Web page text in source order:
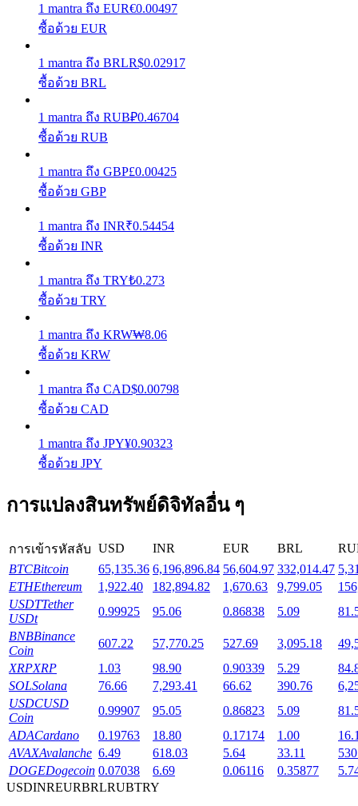
รับรางวัลการแข่งขันทุกวัน
การปักหลัก
ผลตอบแทนสูงและเข้าถึงได้ทันที
Launchpool
การล็อค BTR
การลงทุนพิเศษสำหรับผู้ถือ BTR
1 mantra ถึง EUR€0.00497
ซื้อด้วย EUR
1 mantra ถึง BRLR$0.02917
ซื้อด้วย BRL
1 mantra ถึง RUB₽0.46704
ซื้อด้วย RUB
1 mantra ถึง GBP£0.00425
ซื้อด้วย GBP
1 mantra ถึง INR₹0.54454
ซื้อด้วย INR
1 mantra ถึง TRY₺0.273
ซื้อด้วย TRY
1 mantra ถึง KRW₩8.06
ซื้อด้วย KRW
1 mantra ถึง CAD$0.00798
ซื้อด้วย CAD
1 mantra ถึง JPY¥0.90323
ซื้อด้วย JPY
การแปลงสินทรัพย์ดิจิทัลอื่น ๆ
การเข้ารหัสลับ USD INR EUR BRL
BTCBitcoin 65,135.36 6,196,896.84 56,604.97 332,014.47
ETHEthereum 1,922.40 182,894.82 1,670.63 9,799.05
USDTTether
USDt
0.99925 95.06 0.86838 5.09
BNBBinance
Coin
607.22 57,770.25 527.69 3,095.18
XRPXRP 1.03 98.90 0.90339 5.29
SOLSolana 76.66 7,293.41 66.62 390.76
USDCUSD
Coin
0.99907 95.05 0.86823 5.09
ADACardano 0.19763 18.80 0.17174 1.00
AVAXAvalanche 6.49 618.03 5.64 33.11
DOGEDogecoin 0.07038 6.69 0.06116 0.35877
USDINREURBRLRUBTRY